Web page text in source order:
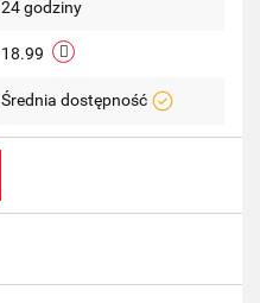
24 godziny
18.99
Średnia dostępność